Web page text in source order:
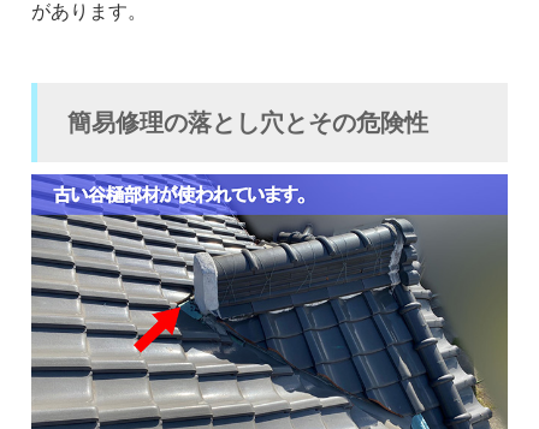
があります。
簡易修理の落とし穴とその危険性